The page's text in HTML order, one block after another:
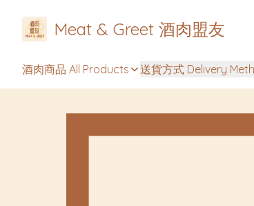
Meat & Greet 酒肉盟友
酒肉商品 All Products 送貨方式 Delivery